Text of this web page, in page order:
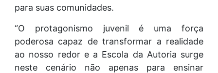
para suas comunidades.
“O protagonismo juvenil é uma força
poderosa capaz de transformar a realidade
ao nosso redor e a Escola da Autoria surge
neste cenário não apenas para ensinar